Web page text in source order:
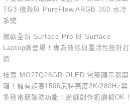
TG3 機殼與 PureFlow ARGB 360 水冷
系統
微軟全新 Surface Pro 與 Surface
Laptop齊登場！專為效能與靈活性設計打
造
技嘉 MO27Q28GR OLED 電競顯示器開
箱！擁有超高1500尼特亮度2K/280Hz與
多種電競輔助功能！遊戲創作追劇都OK！